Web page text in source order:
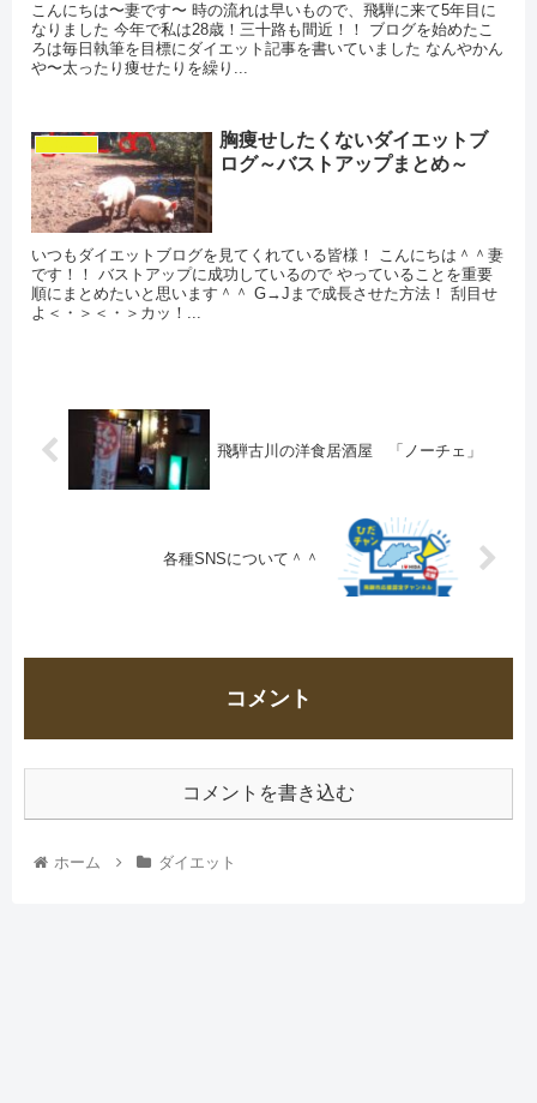
こんにちは〜妻です〜 時の流れは早いもので、飛騨に来て5年目に
なりました 今年で私は28歳！三十路も間近！！ ブログを始めたこ
ろは毎日執筆を目標にダイエット記事を書いていました なんやかん
や〜太ったり痩せたりを繰り...
胸痩せしたくないダイエットブ
ログ～バストアップまとめ～
いつもダイエットブログを見てくれている皆様！ こんにちは＾＾妻
です！！ バストアップに成功しているので やっていることを重要
順にまとめたいと思います＾＾ G→Jまで成長させた方法！ 刮目せ
よ＜・＞＜・＞カッ！...
飛騨古川の洋食居酒屋 「ノーチェ」
各種SNSについて＾＾
コメント
コメントを書き込む
ホーム ダイエット